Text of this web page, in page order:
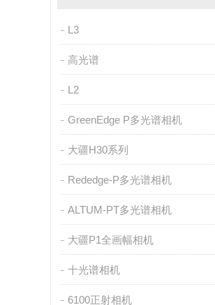
L3
高光谱
L2
GreenEdge P多光谱相机
大疆H30系列
Rededge-P多光谱相机
ALTUM-PT多光谱相机
大疆P1全画幅相机
十光谱相机
6100正射相机